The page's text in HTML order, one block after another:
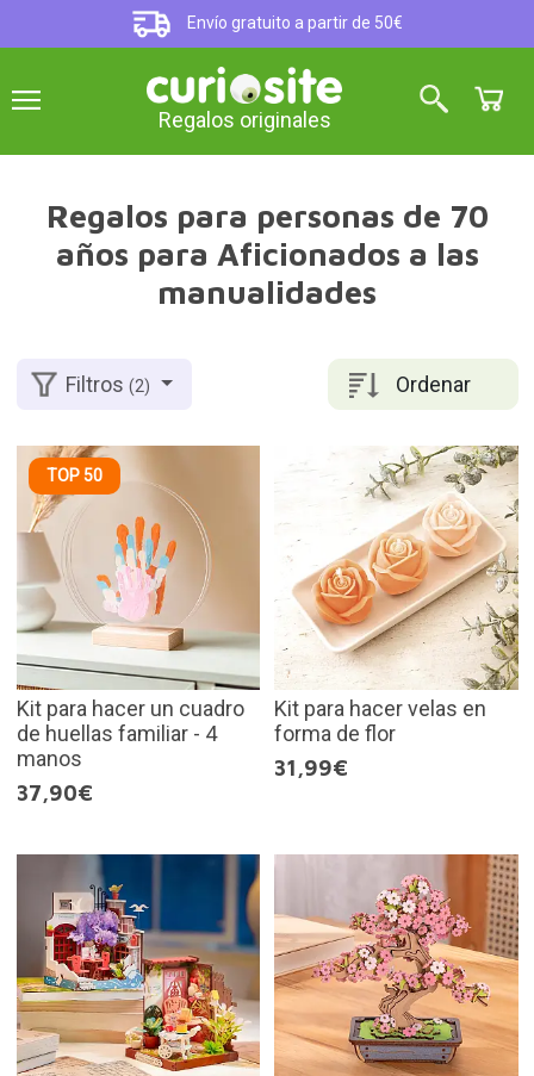
Envío gratuito a partir de 50€
Regalos originales
Regalos para personas de 70
años para Aficionados a las
manualidades
Ordenar
Filtros(2)
TOP 50
Kit para hacer un cuadro
de huellas familiar - 4
manos
37,90€
Kit para hacer velas en
forma de flor
31,99€